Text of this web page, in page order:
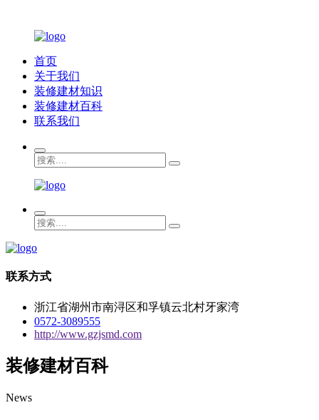
首页
关于我们
装修建材知识
装修建材百科
联系我们
联系方式
浙江省湖州市南浔区和孚镇云北村牙家湾
0572-3089555
http://www.gzjsmd.com
装修建材百科
News